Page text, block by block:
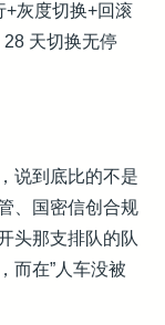
+灰度切换+回滚
天切换无停
说到底比的不是
、国密信创合规
头那支排队的队
而在”人车没被